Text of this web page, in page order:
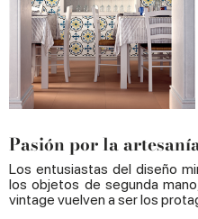
Pasión por la
Los entusiastas del diseño
los objetos de segunda
vintage vuelven a ser los